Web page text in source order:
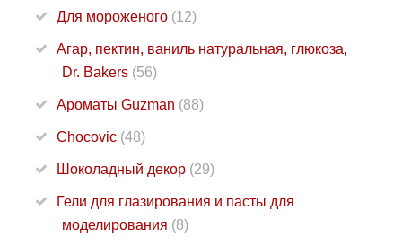
Для мороженого (12)
Агар, пектин, ваниль натуральная, глюкоза,
Dr. Bakers (56)
Ароматы Guzman (88)
Chocovic (48)
Шоколадный декор (29)
Гели для глазирования и пасты для
моделирования (8)